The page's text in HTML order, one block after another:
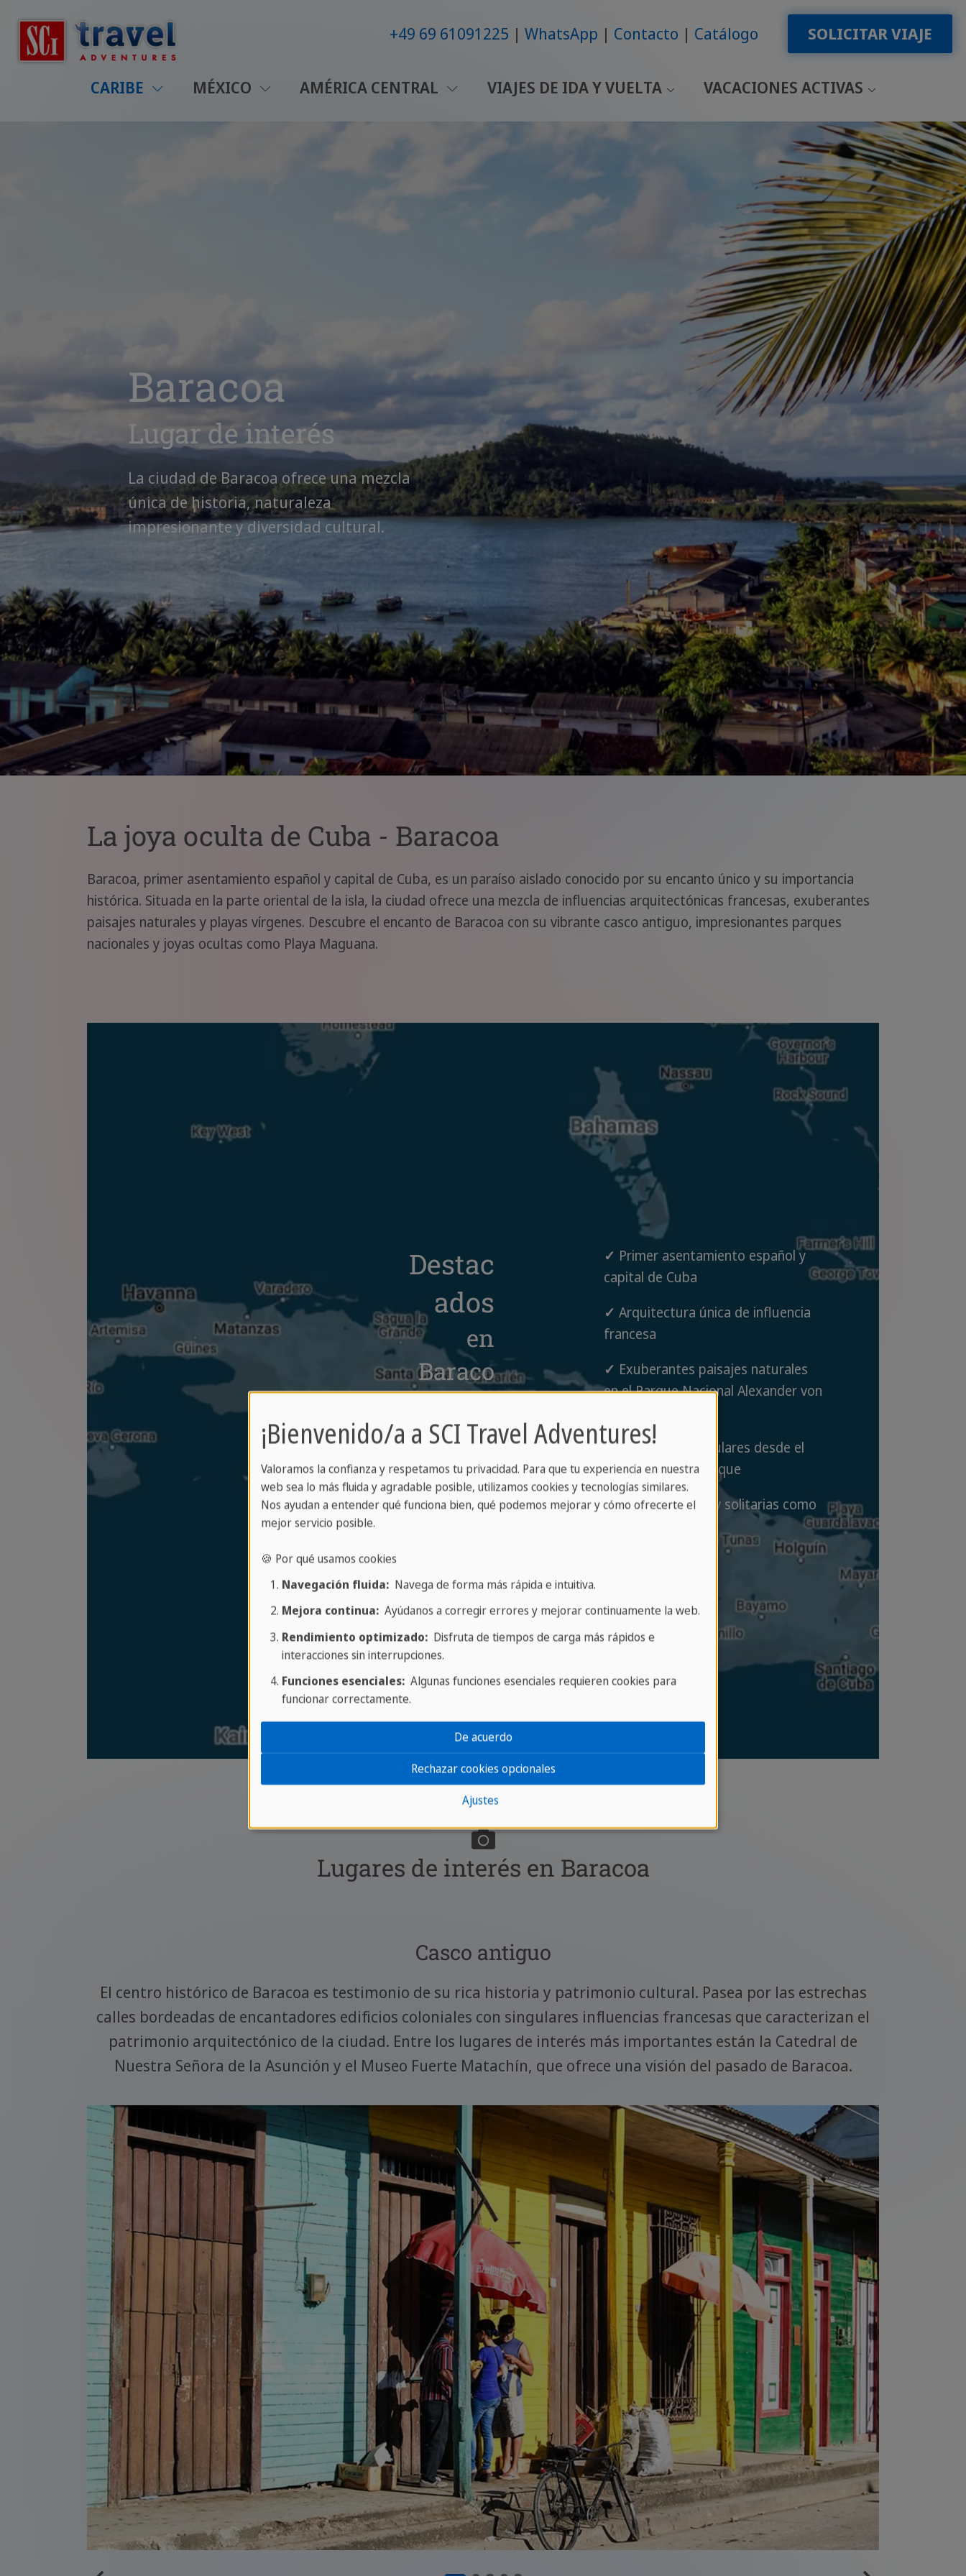
+49 69 61091225 WhatsApp Contacto Catálogo SOLICITAR VIAJE
CARIBE MÉXICO AMÉRICA CENTRAL VIAJES DE IDA Y VUELTA VACACIONES ACTIVAS
Baracoa
Lugar de interés
La ciudad de Baracoa ofrece una mezcla
única de historia, naturaleza
impresionante y diversidad cultural.
La joya oculta de Cuba - Baracoa
Baracoa, primer asentamiento español y capital de Cuba, es un paraíso aislado conocido por su encanto único y su importancia
histórica. Situada en la parte oriental de la isla, la ciudad ofrece una mezcla de influencias arquitectónicas francesas, exuberantes
paisajes naturales y playas vírgenes. Descubre el encanto de Baracoa con su vibrante casco antiguo, impresionantes parques
nacionales y joyas ocultas como Playa Maguana.
Destac
ados
en
Baraco
a
✓ Primer asentamiento español y
capital de Cuba
✓ Arquitectura única de influencia
francesa
✓ Exuberantes paisajes naturales
en el Parque Nacional Alexander von
✓Vistas espectaculares desde el
Monte Mesa El Yunque
✓Playas vírgenes y solitarias como
Lugares de interés en Baracoa
Casco antiguo
El centro histórico de Baracoa es testimonio de su rica historia y patrimonio cultural. Pasea por las estrechas
calles bordeadas de encantadores edificios coloniales con singulares influencias francesas que caracterizan el
patrimonio arquitectónico de la ciudad. Entre los lugares de interés más importantes están la Catedral de
Nuestra Señora de la Asunción y el Museo Fuerte Matachín, que ofrece una visión del pasado de Baracoa.
¡Bienvenido/a a SCI Travel Adventures!
Valoramos la confianza y respetamos tu privacidad. Para que tu experiencia en nuestra
web sea lo más fluida y agradable posible, utilizamos cookies y tecnologías similares.
Nos ayudan a entender qué funciona bien, qué podemos mejorar y cómo ofrecerte el
mejor servicio posible.
🍪 Por qué usamos cookies
Navegación fluida:Navega de forma más rápida e intuitiva.
Mejora continua:Ayúdanos a corregir errores y mejorar continuamente la web.
Rendimiento optimizado:Disfruta de tiempos de carga más rápidos e
interacciones sin interrupciones.
Funciones esenciales:Algunas funciones esenciales requieren cookies para
funcionar correctamente.
Ajustes
Rechazar cookies opcionales
De acuerdo